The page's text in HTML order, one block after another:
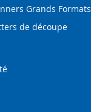
Grands Formats
de découpe